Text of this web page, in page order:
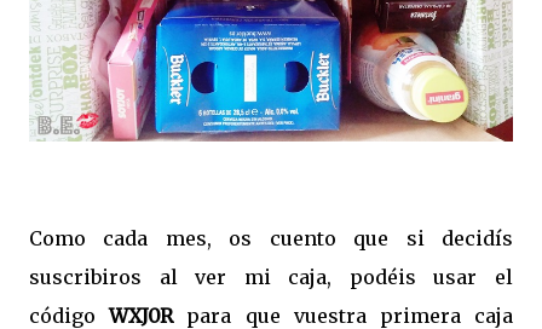
Como cada mes, os cuento que si decidís
suscribiros al ver mi caja, podéis usar el
códigoWXJ0R para que vuestra primera caja